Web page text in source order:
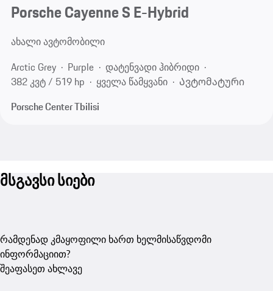
Porsche Cayenne S E-Hybrid
ახალი ავტომობილი
Arctic Grey
Purple
დატენვადი ჰიბრიდი
382 კვტ / 519 hp
ყველა წამყვანი
Ავტომატური
Porsche Center Tbilisi
მსგავსი სიები
რამდენად კმაყოფილი ხართ ხელმისაწვდომი
ინფორმაციით?
შეაფასეთ ახლავე